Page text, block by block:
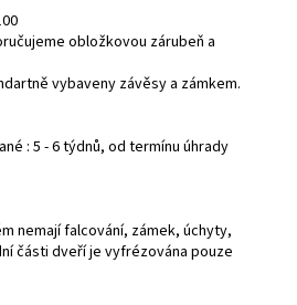
obložkovou zárubeň a
vybaveny závěsy a zámkem.
: 5 - 6 týdnů, od termínu úhrady
nemají falcování, zámek, úchyty,
části dveří je vyfrézována pouze